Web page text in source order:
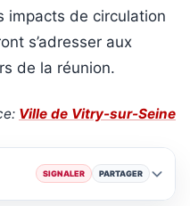
impacts de circulation
s’adresser aux
de la réunion.
Ville de Vitry-sur-Seine
SIGNALER PARTAGER